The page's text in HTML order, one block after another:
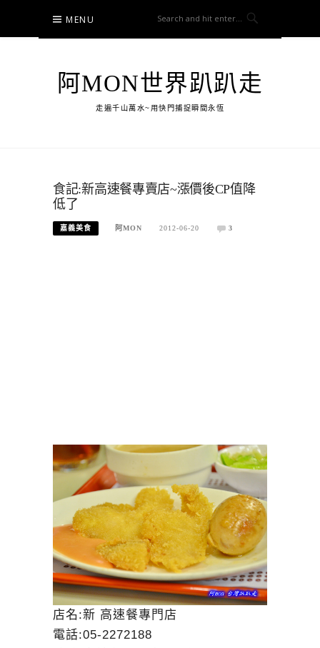
content
MENU
阿MON世界趴趴走
走遍千山萬水~用快門捕捉瞬間永恆
食記:新高速餐專賣店~漲價後CP值降
低了
嘉義美食 阿MON 2012-06-20 3
店名:新 高速餐專門店
電話:05-2272188